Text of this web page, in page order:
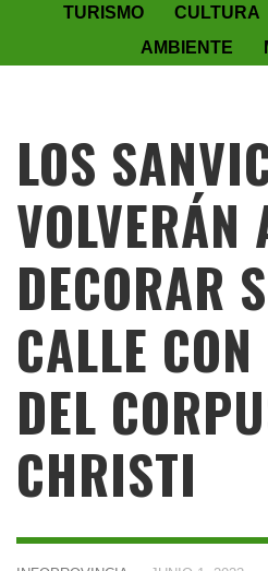
TURISMO
CULTURA
AMBIENTE
LOS
VOLVERÁN
DECORAR
CALLE
DEL
CHRISTI